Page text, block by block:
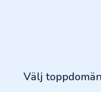
Välj toppdomän